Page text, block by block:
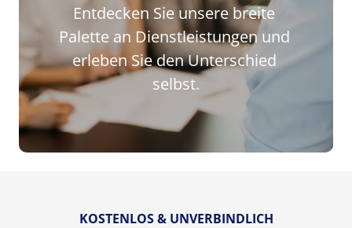
Entdecken Sie unsere breite
Palette an Dienstleistungen und
erleben Sie den Unterschied
selbst.
KOSTENLOS & UNVERBINDLICH